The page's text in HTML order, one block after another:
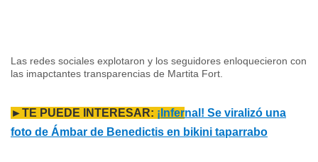
Las redes sociales explotaron y los seguidores enloquecieron con
las imapctantes transparencias de Martita Fort.
►TE PUEDE INTERESAR: ¡Infernal! Se viralizó una
foto de Ámbar de Benedictis en bikini taparrabo